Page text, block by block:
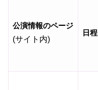
公演情報のページ
(サイト内)
日程